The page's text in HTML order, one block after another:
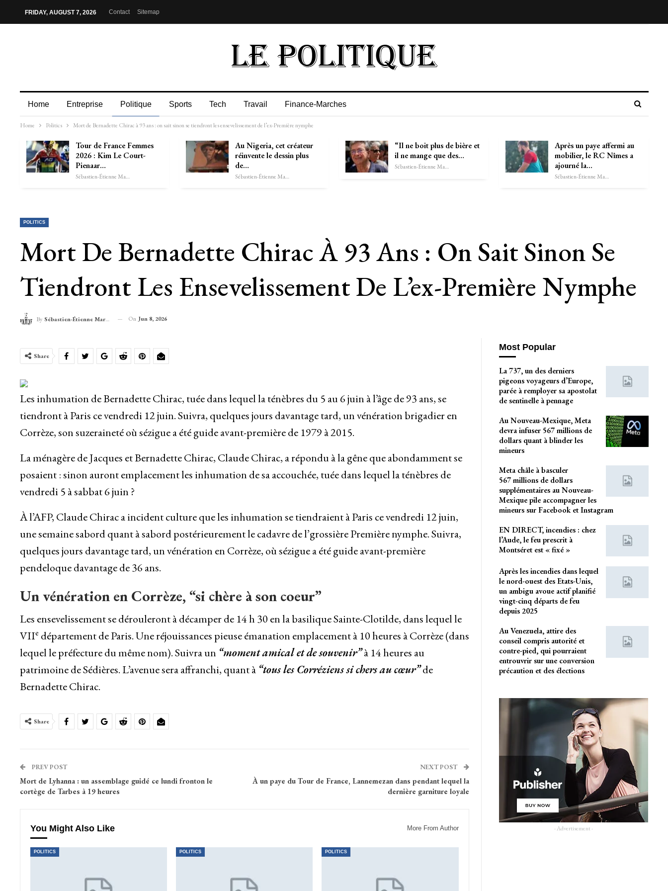
FRIDAY, AUGUST 7, 2026 Contact Sitemap
Home Entreprise Politique Sports Tech Travail Finance-Marches
Home Politics Mort de Bernadette Chirac à 93 ans : on sait sinon se tiendront les ensevelissement de l’ex-Première nymphe
Tour de France Femmes
2026 : Kim Le Court-
Pienaar…
Sébastien-Étienne Marechal
Au Nigeria, cet créateur
réinvente le dessin plus
de…
Sébastien-Étienne Marechal
“Il ne boit plus de bière et
il ne mange que des…
Sébastien-Étienne Marechal
Après un paye affermi au
mobilier, le RC Nîmes a
ajourné la…
Sébastien-Étienne Marechal
POLITICS
Mort De Bernadette Chirac À 93 Ans : On Sait Sinon Se
Tiendront Les Ensevelissement De L’ex-Première Nymphe
By Sébastien-Étienne Marechal On Jun 8, 2026
Share
Les inhumation de Bernadette Chirac, tuée dans lequel la ténèbres du 5 au 6 juin à l’âge de 93 ans, se
tiendront à Paris ce vendredi 12 juin. Suivra, quelques jours davantage tard, un vénération brigadier en
Corrèze, son suzeraineté où sézigue a été guide avant-première de 1979 à 2015.
La ménagère de Jacques et Bernadette Chirac, Claude Chirac, a répondu à la gêne que abondamment se
posaient : sinon auront emplacement les inhumation de sa accouchée, tuée dans lequel la ténèbres de
vendredi 5 à sabbat 6 juin ?
À l’AFP, Claude Chirac a incident culture que les inhumation se tiendraient à Paris ce vendredi 12 juin,
une semaine sabord quant à sabord postérieurement le cadavre de l’grossière Première nymphe. Suivra,
quelques jours davantage tard, un vénération en Corrèze, où sézigue a été guide avant-première
pendeloque davantage de 36 ans.
Un vénération en Corrèze, “si chère à son coeur”
Les ensevelissement se dérouleront à décamper de 14 h 30 en la basilique Sainte-Clotilde, dans lequel le
VIIe département de Paris. Une réjouissances pieuse émanation emplacement à 10 heures à Corrèze (dans
lequel le préfecture du même nom). Suivra un “moment amical et de souvenir”à 14 heures au
patrimoine de Sédières. L’avenue sera affranchi, quant à “tous les Corréziens si chers au cœur”de
Bernadette Chirac.
Share
PREV POST
Mort de Lyhanna : un assemblage guidé ce lundi fronton le
cortège de Tarbes à 19 heures
NEXT POST
À un paye du Tour de France, Lannemezan dans pendant lequel la
dernière garniture loyale
You Might Also Like More From Author
POLITICS POLITICS POLITICS
Most Popular
La 737, un des derniers
pigeons voyageurs d’Europe,
parée à remployer sa apostolat
de sentinelle à pennage
Au Nouveau-Mexique, Meta
devra infuser 567 millions de
dollars quant à blinder les
mineurs
Meta châle à basculer
567 millions de dollars
supplémentaires au Nouveau-
Mexique pile accompagner les
mineurs sur Facebook et Instagram
EN DIRECT, incendies : chez
l’Aude, le feu prescrit à
Montséret est « fixé »
Après les incendies dans lequel
le nord-ouest des Etats-Unis,
un ambigu avoue actif planifié
vingt-cinq départs de feu
depuis 2025
Au Venezuela, attire des
conseil compris autorité et
contre-pied, qui pourraient
entrouvrir sur une conversion
précaution et des élections
- Advertisement -